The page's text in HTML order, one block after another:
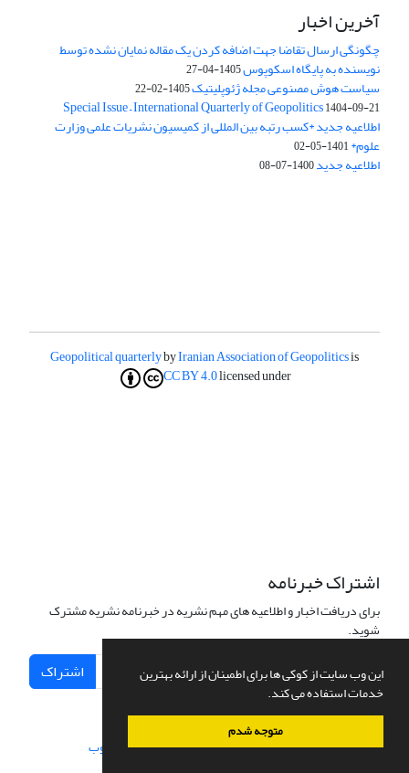
این وب سایت از کوکی ها برای اطمینان از ارائه بهترین
خدمات استفاده می کند.
متوجه شدم
آخرین اخبار
چگونگی ارسال تقاضا جهت اضافه کردن یک مقاله نمایان نشده توسط
نویسنده به پایگاه اسکوپوس1405-04-27
سیاست هوش مصنوعی مجله ژئوپلیتیک1405-02-22
Special Issue – International Quarterly of Geopolitics1404-09-21
اطلاعیه جدید *کسب رتبه بین المللی از کمیسیون نشریات علمی وزارت
علوم*1401-05-02
اطلاعیه جدید1400-07-08
Geopolitical quarterlybyIranian Association of Geopoliticsis
licensed under
CC BY 4.0
اشتراک خبرنامه
برای دریافت اخبار و اطلاعیه های مهم نشریه در خبرنامه نشریه مشترک
شوید.
اشتراک
سامانه مدیریت نشریات علمی.طراحی و پیاده سازی از سیناوب